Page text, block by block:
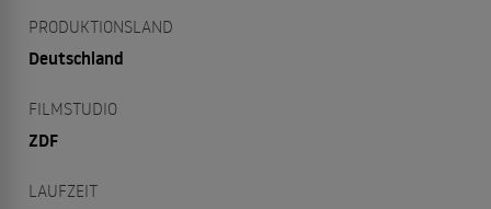
PRODUKTIONSLAND
Deutschland
FILMSTUDIO
ZDF
LAUFZEIT